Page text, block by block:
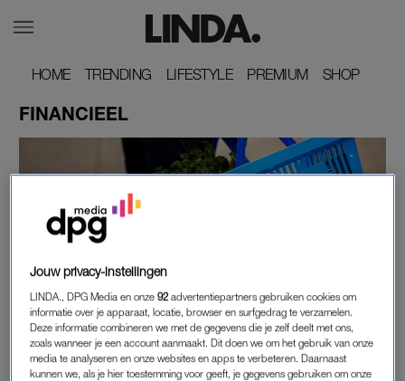
HOME
HOME TRENDING
TRENDING LIFESTYLE
LIFESTYLE PREMIUM
PREMIUM SHOP
SHOP
FINANCIEEL
FINANCIEEL
SPAAR JE KOOPZEGELS? KLANTEN ALBERT
HEIJN SPAREN STRAKS TWEE KEER ZO LANG
VOOR VOL KOOPZEGELBOEKJE
Jouw privacy-instellingen
LINDA., DPG Media en onze92 advertentiepartners gebruiken cookies om
informatie over je apparaat, locatie, browser en surfgedrag te verzamelen.
Deze informatie combineren we met de gegevens die je zelf deelt met ons,
zoals wanneer je een account aanmaakt. Dit doen we om het gebruik van onze
media te analyseren en onze websites en apps te verbeteren. Daarnaast
kunnen we, als je hier toestemming voor geeft, je gegevens gebruiken om onze